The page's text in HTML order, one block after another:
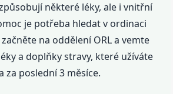
některé léky, ale i vnitřní
je potřeba hledat v ordinaci
na oddělení ORL a vemte
a doplňky stravy, které užíváte
za poslední 3 měsíce.